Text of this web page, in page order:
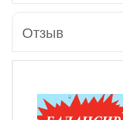
Отзыв